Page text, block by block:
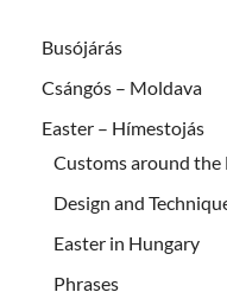
Busójárás
Csángós – Moldava
Easter – Hímestojás
Customs around the
Design and
Easter in Hungary
Phrases